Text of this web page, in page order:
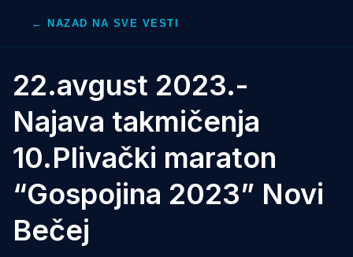
← NAZAD NA SVE VESTI
22.avgust 2023.-
Najava takmičenja
10.Plivački maraton
“Gospojina 2023” Novi
Bečej